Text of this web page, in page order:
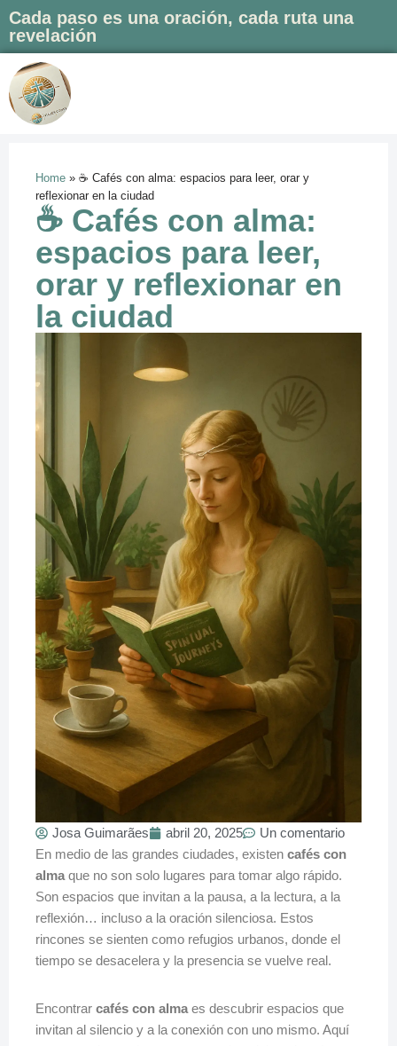
al
contenido
Cada paso es una oración, cada ruta una
revelación
Home » ☕ Cafés con alma: espacios para leer, orar y
reflexionar en la ciudad
☕ Cafés con alma:
espacios para leer,
orar y reflexionar en
la ciudad
Josa Guimarães abril 20, 2025
Un comentario
En medio de las grandes ciudades, existen cafés con
alma que no son solo lugares para tomar algo rápido.
Son espacios que invitan a la pausa, a la lectura, a la
reflexión… incluso a la oración silenciosa. Estos
rincones se sienten como refugios urbanos, donde el
tiempo se desacelera y la presencia se vuelve real.
Encontrar cafés con alma es descubrir espacios que
invitan al silencio y a la conexión con uno mismo. Aquí